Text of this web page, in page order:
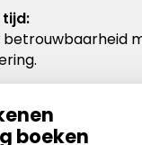
tijd:
betrouwbaarheid
boeken